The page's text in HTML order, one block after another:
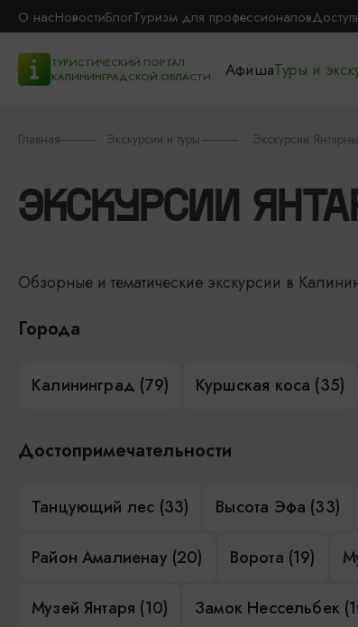
О насНовостиБлогТуризм для профессионалов
ТУРИСТИЧЕСКИЙ ПОРТАЛ
КАЛИНИНГРАДСКОЙ ОБЛАСТИ
АфишаТуры и
Главная Экскурсии и туры Экскурсии
ЭКСКУРСИИ
Обзорные и тематические экскурсии в
Города
Калининград (79) Куршская коса (35)
Достопримечательности
Танцующий лес (33) Высота Эфа (33)
Район Амалиенау (20) Ворота (19)
Музей Янтаря (10) Замок Нессельбек